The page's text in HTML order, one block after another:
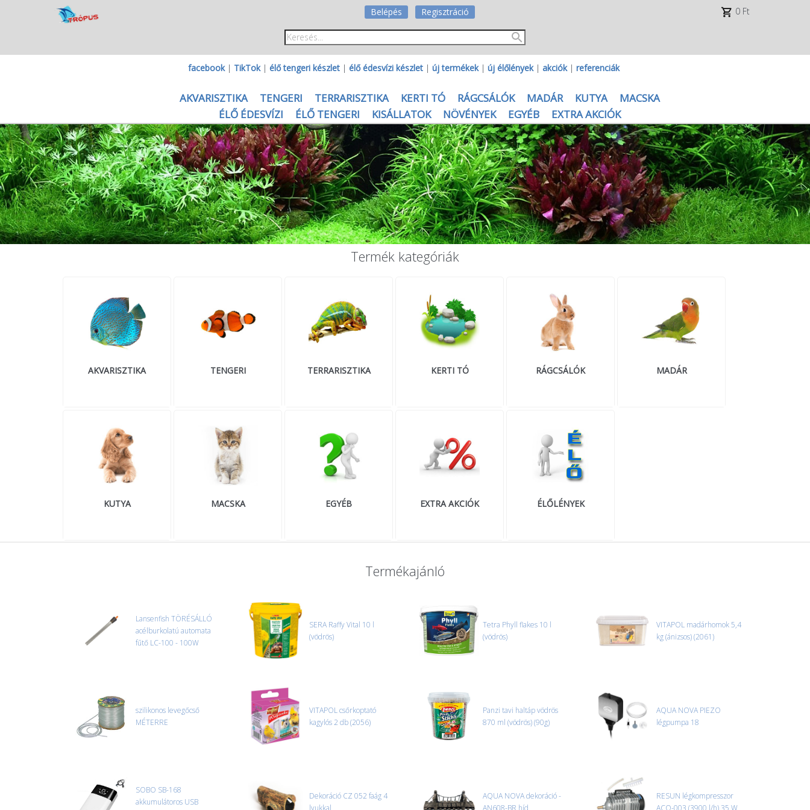
Belépés Regisztráció 0 Ft
facebook| TikTok| élő tengeri készlet | élő édesvízi készlet | új termékek| új élőlények| akciók| referenciák
AKVARISZTIKA TENGERI TERRARISZTIKA KERTI TÓ RÁGCSÁLÓK MADÁR KUTYA
MACSKA
ÉLŐ ÉDESVÍZI
ÉLŐ TENGERI KISÁLLATOK NÖVÉNYEK EGYÉB EXTRA AKCIÓK
Termék kategóriák
AKVARISZTIKA TENGERI TERRARISZTIKA KERTI TÓ RÁGCSÁLÓK MADÁR
KUTYA MACSKA EGYÉB EXTRA AKCIÓK ÉLŐLÉNYEK
Termékajánló
Lansenfish TÖRÉSÁLLÓ
acélburkolatú automata
fűtő LC-100 - 100W
SERA Raffy Vital 10 l
(vödrös)
Tetra Phyll flakes 10 l
(vödrös)
VITAPOL madárhomok 5,4
kg (ánizsos) (2061)
szilikonos levegőcső
MÉTERRE
VITAPOL csőrkoptató
kagylós 2 db (2056)
Panzi tavi haltáp vödrös
870 ml (vödrös) (90g)
AQUA NOVA PIEZO
légpumpa 18
SOBO SB-168
akkumulátoros USB
Dekoráció CZ 052 faág 4
lyukkal
AQUA NOVA dekoráció -
AN608-BR híd
RESUN légkompresszor
ACO-003 (3900 l/h) 35 W